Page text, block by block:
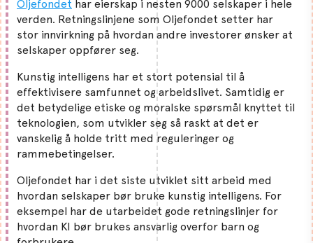
Oljefondet har eierskap i nesten 9000 selskaper i hele
verden. Retningslinjene som Oljefondet setter har
stor innvirkning på hvordan andre investorer ønsker at
selskaper oppfører seg.
Kunstig intelligens har et stort potensial til å
effektivisere samfunnet og arbeidslivet. Samtidig er
det betydelige etiske og moralske spørsmål knyttet til
teknologien, som utvikler seg så raskt at det er
vanskelig å holde tritt med reguleringer og
rammebetingelser.
Oljefondet har i det siste utviklet sitt arbeid med
hvordan selskaper bør bruke kunstig intelligens. For
eksempel har de utarbeidet gode retningslinjer for
hvordan KI bør brukes ansvarlig overfor barn og